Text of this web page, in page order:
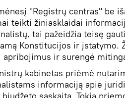
"Registrų centras" be
teikti žiniasklaidai
tai pažeidžia teisę
Konstitucijos ir įstatymo.
apribojimus ir surengė
kabinetas priėmė
informaciją apie